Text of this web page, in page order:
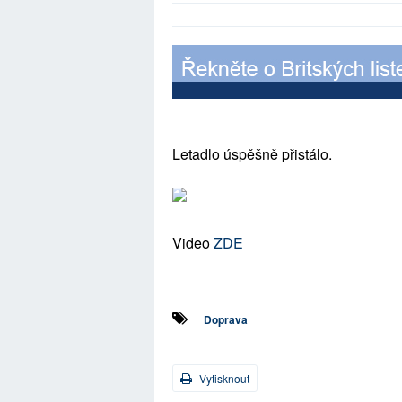
Letadlo úspěšně přistálo.
VideoZDE
Doprava
Vytisknout